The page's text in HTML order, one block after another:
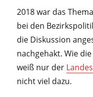
2018 war das
bei den
die Diskussion
nachgehakt. Wie
weiß nur der
nicht viel dazu.